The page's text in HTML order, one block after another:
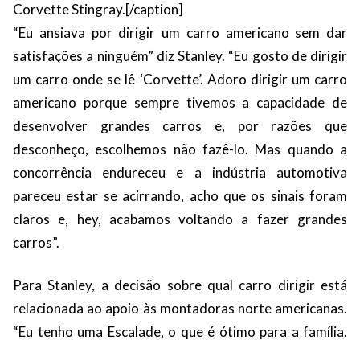
Corvette Stingray.[/caption]
“Eu ansiava por dirigir um carro americano sem dar
satisfações a ninguém” diz Stanley. “Eu gosto de dirigir
um carro onde se lê ‘Corvette’. Adoro dirigir um carro
americano porque sempre tivemos a capacidade de
desenvolver grandes carros e, por razões que
desconheço, escolhemos não fazê-lo. Mas quando a
concorrência endureceu e a indústria automotiva
pareceu estar se acirrando, acho que os sinais foram
claros e, hey, acabamos voltando a fazer grandes
carros”.
Para Stanley, a decisão sobre qual carro dirigir está
relacionada ao apoio às montadoras norte americanas.
“Eu tenho uma Escalade, o que é ótimo para a família.